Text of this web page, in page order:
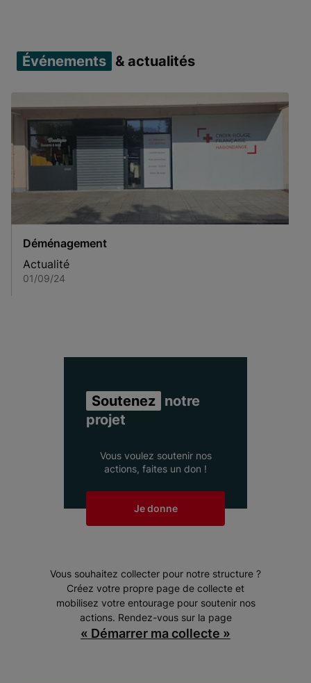
Événements & actualités
Déménagement
Actualité
01/09/24
Soutenez notre
projet
Vous voulez soutenir nos
actions, faites un don !
Je donne
Vous souhaitez collecter pour notre structure ?
Créez votre propre page de collecte et
mobilisez votre entourage pour soutenir nos
actions. Rendez-vous sur la page
« Démarrer ma collecte »